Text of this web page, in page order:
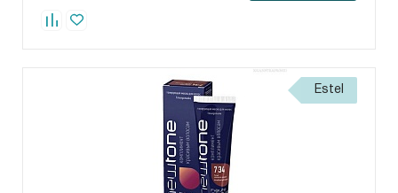
Estel